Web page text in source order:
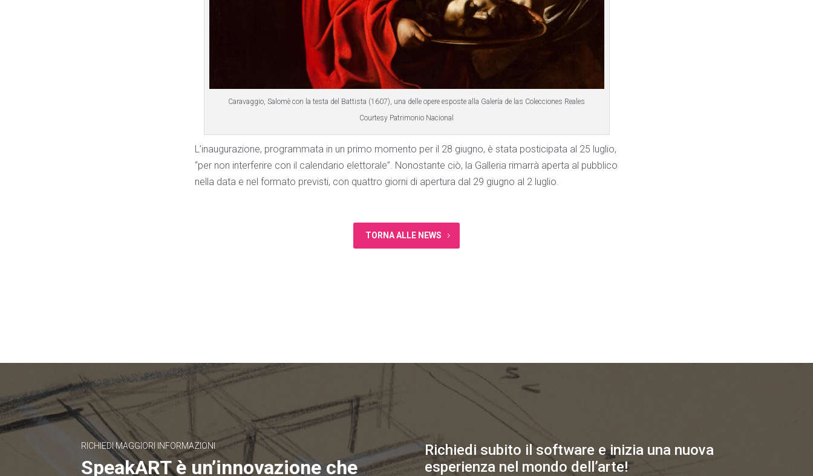
Caravaggio, Salomè con la testa del Battista (1607), una delle opere esposte alla Galería de las Colecciones Reales
Courtesy Patrimonio Nacional
L’inaugurazione, programmata in un primo momento per il 28 giugno, è stata posticipata al 25 luglio,
“per non interferire con il calendario elettorale”. Nonostante ciò, la Galleria rimarrà aperta al pubblico
nella data e nel formato previsti, con quattro giorni di apertura dal 29 giugno al 2 luglio.
TORNA ALLE NEWS
RICHIEDI MAGGIORI INFORMAZIONI
SpeakART è un’innovazione che
Richiedi subito il software e inizia una nuova
esperienza nel mondo dell’arte!